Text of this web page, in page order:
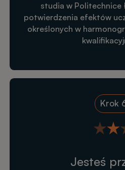
studia w Politechnice
potwierdzenia efektów
określonych w
Krok
Jesteś